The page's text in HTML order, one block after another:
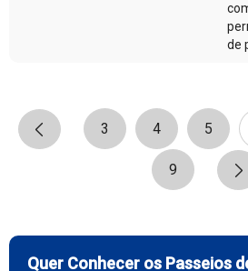
de
3 4 5
9
Quer Conhecer os Passeios